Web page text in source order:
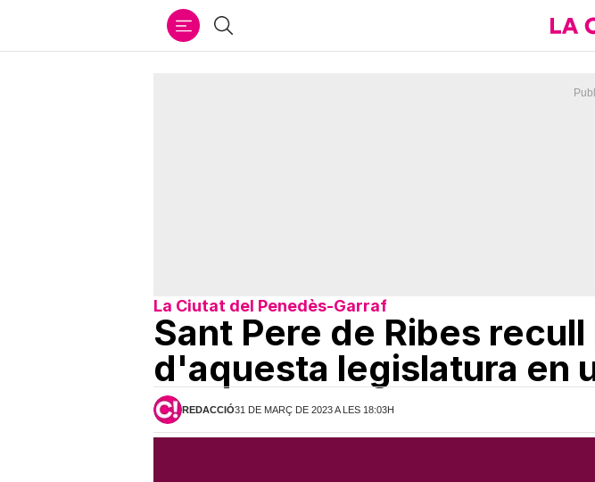
Cercar
La Ciutat del Penedès-Garraf
Sant Pere de Ribes
d'aquesta legislatura en
REDACCIÓ31 DE MARÇ DE 2023 A LES 18:03H